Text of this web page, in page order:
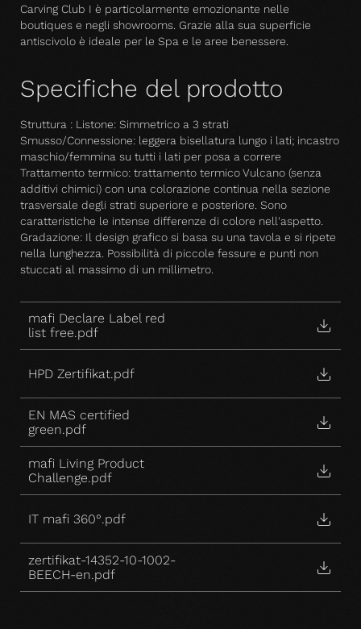
Carving Club I è particolarmente emozionante nelle
boutiques e negli showrooms. Grazie alla sua superficie
antiscivolo è ideale per le Spa e le aree benessere.
Specifiche del prodotto
Struttura : Listone: Simmetrico a 3 strati
Smusso/Connessione: leggera bisellatura lungo i lati; incastro
maschio/femmina su tutti i lati per posa a correre
Trattamento termico: trattamento termico Vulcano (senza
additivi chimici) con una colorazione continua nella sezione
trasversale degli strati superiore e posteriore. Sono
caratteristiche le intense differenze di colore nell'aspetto.
Gradazione: Il design grafico si basa su una tavola e si ripete
nella lunghezza. Possibilità di piccole fessure e punti non
stuccati al massimo di un millimetro.
mafi Declare Label red
list free.pdf
HPD Zertifikat.pdf
EN MAS certified
green.pdf
mafi Living Product
Challenge.pdf
IT mafi 360°.pdf
zertifikat-14352-10-1002-
BEECH-en.pdf